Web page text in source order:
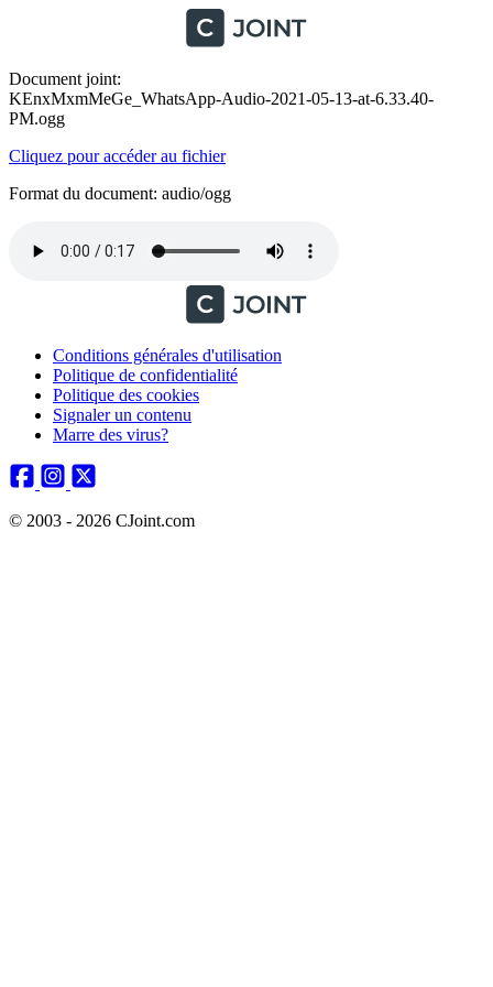
Document joint:
KEnxMxmMeGe_WhatsApp-Audio-2021-05-13-at-6.33.40-
PM.ogg
Cliquez pour accéder au fichier
Format du document: audio/ogg
Conditions générales d'utilisation
Politique de confidentialité
Politique des cookies
Signaler un contenu
Marre des virus?
© 2003 - 2026 CJoint.com